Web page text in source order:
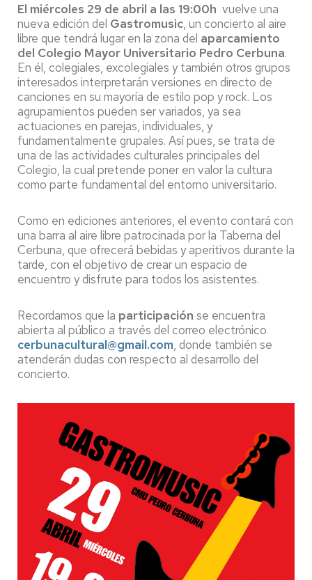
El miércoles 29 de abril a las 19:00h vuelve una
nueva edición del Gastromusic, un concierto al aire
libre que tendrá lugar en la zona del aparcamiento
del Colegio Mayor Universitario Pedro Cerbuna.
En él, colegiales, excolegiales y también otros grupos
interesados interpretarán versiones en directo de
canciones en su mayoría de estilo pop y rock. Los
agrupamientos pueden ser variados, ya sea
actuaciones en parejas, individuales, y
fundamentalmente grupales. Así pues, se trata de
una de las actividades culturales principales del
Colegio, la cual pretende poner en valor la cultura
como parte fundamental del entorno universitario.
Como en ediciones anteriores, el evento contará con
una barra al aire libre patrocinada por la Taberna del
Cerbuna, que ofrecerá bebidas y aperitivos durante la
tarde, con el objetivo de crear un espacio de
encuentro y disfrute para todos los asistentes.
Recordamos que la participación se encuentra
abierta al público a través del correo electrónico
cerbunacultural@gmail.com, donde también se
atenderán dudas con respecto al desarrollo del
concierto.